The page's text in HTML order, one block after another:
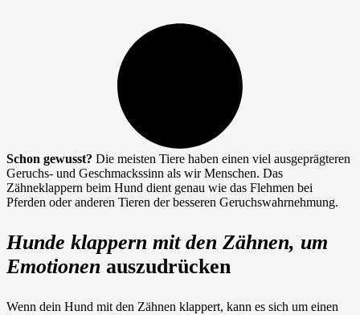
Schon gewusst? Die meisten Tiere haben einen viel ausgeprägteren
Geruchs- und Geschmackssinn als wir Menschen. Das
Zähneklappern beim Hund dient genau wie das Flehmen bei
Pferden oder anderen Tieren der besseren Geruchswahrnehmung.
Hunde klappern mit den Zähnen, um
Emotionen auszudrücken
Wenn dein Hund mit den Zähnen klappert, kann es sich um einen